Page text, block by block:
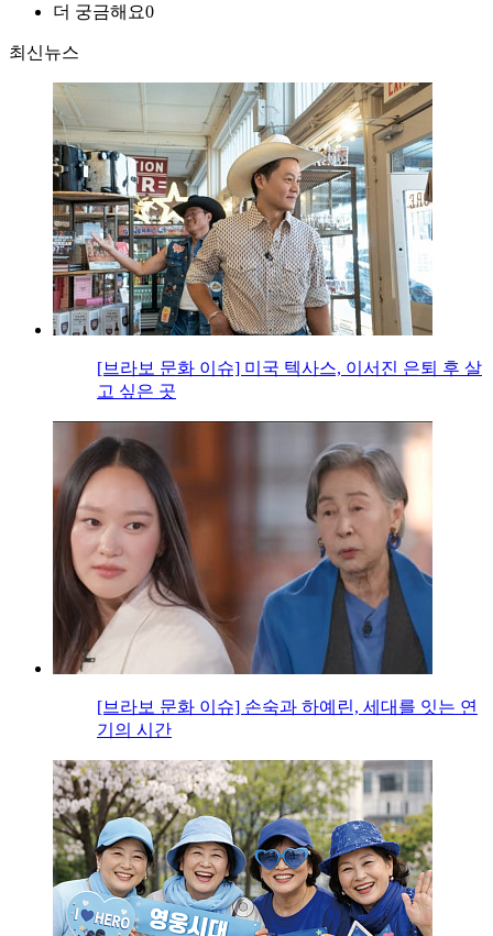
더 궁금해요0
최신뉴스
[브라보 문화 이슈] 미국 텍사스, 이서진 은퇴 후 살
고 싶은 곳
[브라보 문화 이슈] 손숙과 하예린, 세대를 잇는 연
기의 시간